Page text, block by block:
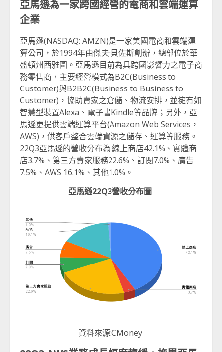
亞馬遜為一家跨國經營的電商和雲端運算
企業
亞馬遜(NASDAQ: AMZN)是一家美國電商和雲端運
算公司，於1994年由傑夫·貝佐斯創辦，總部位於華
盛頓州西雅圖。亞馬遜目前為具跨國影響力之電子商
務零售商，主要經營模式為B2C(Business to
Customer)與B2B2C(Business to Business to
Customer)，協助賣家之倉儲、物流安排，並擁有如
智慧型裝置Alexa、電子書Kindle等品牌；另外，亞
馬遜更提供雲端運算平台(Amazon Web Services，
AWS)，供客戶整合雲端資源之儲存、運算等服務。
22Q3亞馬遜的營收分布為:線上商店42.1%、實體商
店3.7%、第三方賣家服務22.6%、訂閱7.0%、廣告
7.5%、AWS 16.1%、其他1.0%。
亞馬遜22Q3營收分布圖
資料來源:CMoney